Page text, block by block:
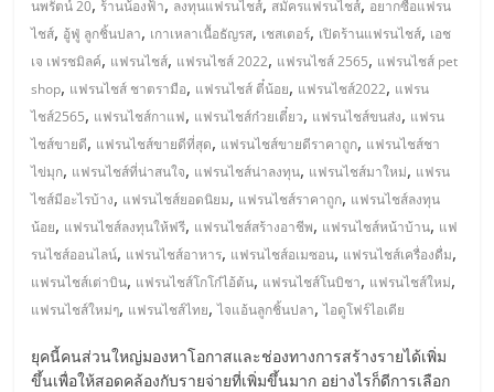
นพรัตน์ 20 ร้านน้องฟ้า ลงทุนแฟรนไชส์ สมัครแฟรนไชส์ อยากซื้อแฟรน
ไชส์, อู้ฟู่ ลูกชิ้นปลา, เกาเหลาเนื้อธัญรส, เชสเตอร์, เปิดร้านแฟรนไชส์, เอช
เจ เฟรชมิลค์, แฟรนไชส์, แฟรนไชส์ 2022, แฟรนไชส์ 2565, แฟรนไชส์ pet
shop, แฟรนไชส์ ชาตรามือ, แฟรนไชส์ ตี๋น้อย, แฟรนไชส์2022, แฟรน
ไชส์2565, แฟรนไชส์กาแฟ, แฟรนไชส์ก๋วยเตี๋ยว, แฟรนไชส์ขนส่ง, แฟรน
ไชส์ขายดี, แฟรนไชส์ขายดีที่สุด, แฟรนไชส์ขายดีราคาถูก, แฟรนไชส์ชา
ไข่มุก, แฟรนไชส์ที่น่าสนใจ, แฟรนไชส์น่าลงทุน, แฟรนไชส์มาใหม่, แฟรน
ไชส์มีอะไรบ้าง, แฟรนไชส์ยอดนิยม, แฟรนไชส์ราคาถูก, แฟรนไชส์ลงทุน
น้อย, แฟรนไชส์ลงทุนให้ฟรี, แฟรนไชส์สร้างอาชีพ, แฟรนไชส์หน้าบ้าน, แฟ
รนไชส์ออนไลน์, แฟรนไชส์อาหาร, แฟรนไชส์อเมซอน, แฟรนไชส์เครื่องดื่ม,
แฟรนไชส์เต่าบิน, แฟรนไชส์โกโก๋ไอ้ต้น, แฟรนไชส์โนบิชา, แฟรนไชส์ใหม่,
แฟรนไชส์ใหม่ๆ, แฟรนไชส์ไทย,ไจแอ้นลูกชิ้นปลา,ไอดูโฟร์ไอเดีย
ยุคนี้คนส่วนใหญ่มองหาโอกาสและช่องทางการสร้างรายได้เพิ่ม
ขึ้นเพื่อให้สอดคล้องกับรายจ่ายที่เพิ่มขึ้นมาก อย่างไรก็ดีการเลือก